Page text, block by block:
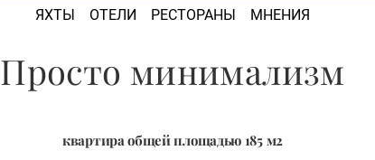
ЯХТЫ ОТЕЛИ РЕСТОРАНЫ МНЕНИЯ
Просто минимализм
квартира общей площадью 185 м2